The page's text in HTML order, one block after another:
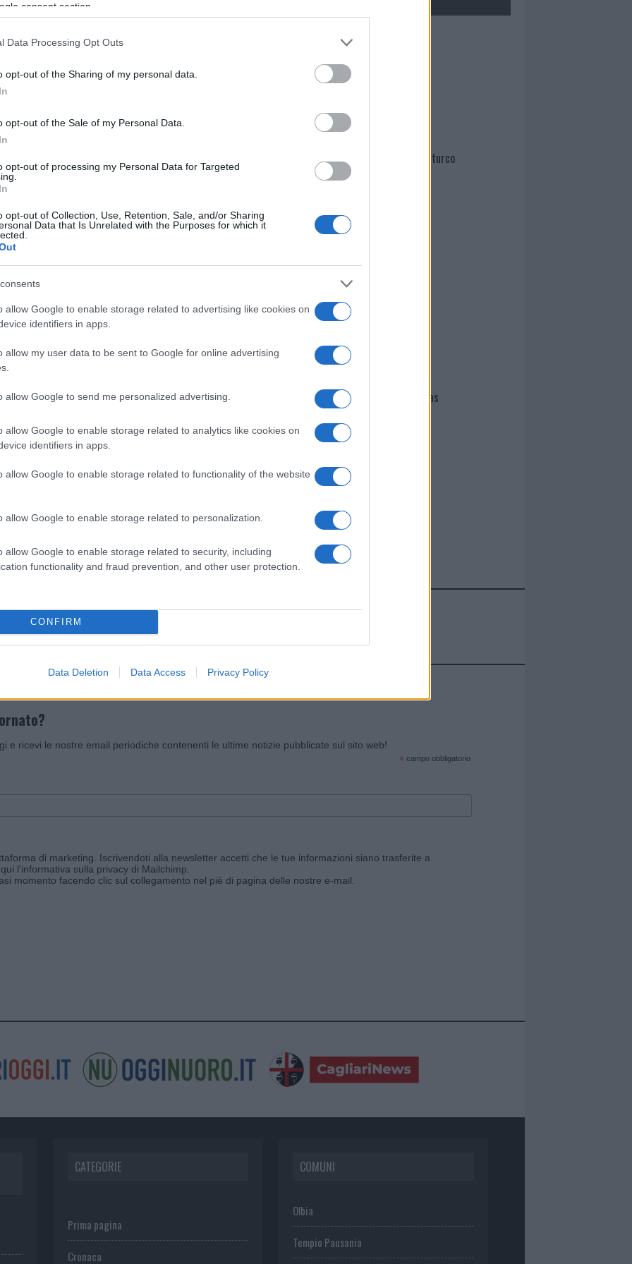
consent section.
Data Processing Opt Outs
opt-out of the Sharing of my personal data.
opt-out of the Sale of my Personal Data.
opt-out of processing my Personal Data for Targeted
opt-out of Collection, Use, Retention, Sale, and/or Sharing
Data that Is Unrelated with the Purposes for which it
allow Google to enable storage related to advertising like cookies on
identifiers in apps.
allow my user data to be sent to Google for online advertising
allow Google to send me personalized advertising.
allow Google to enable storage related to analytics like cookies on
identifiers in apps.
allow Google to enable storage related to functionality of the website
allow Google to enable storage related to personalization.
allow Google to enable storage related to security, including
functionality and fraud prevention, and other user protection.
CONFIRM
Data Deletion Data Access Privacy Policy
cliccandoqui
nella sezione
i tuoi video e le tue foto
+39 345 356 7512
di GalluraOggi.it
news daGoogle News
Mario Malu
Martina Agostina Diturco
I nostri cari
I nostri cari
Giovannimaria Cabras
Invia un Comunicato Stampa
e ricevi le nostre email periodiche contenenti le ultime notizie pubblicate sul sito web!
* campo obbligatorio
di marketing. Iscrivendoti alla newsletter accetti che le tue informazioni siano trasferite a
l'informativa sulla privacy di Mailchimp
momento facendo clic sul collegamento nel piè di pagina delle nostre e-mail.
CATEGORIE
Prima pagina
Cronaca
COMUNI
Olbia
Tempio Pausania